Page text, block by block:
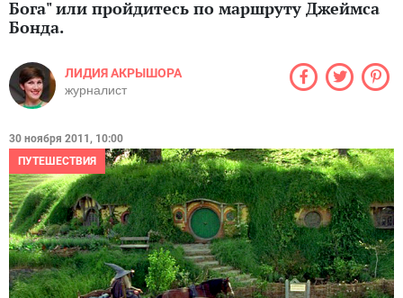
Бога" или пройдитесь по маршруту Джеймса
Бонда.
ЛИДИЯ АКРЫШОРА
журналист
30 ноября 2011, 10:00
ПУТЕШЕСТВИЯ